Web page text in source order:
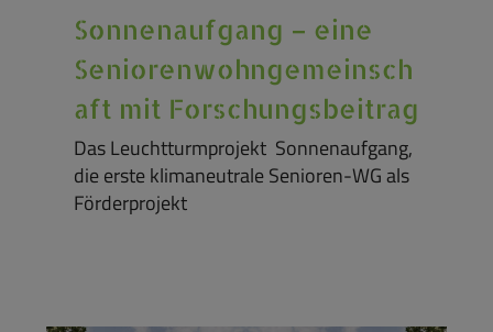
Sonnenaufgang – eine
Seniorenwohngemeinsch
aft mit Forschungsbeitrag
Das Leuchtturmprojekt Sonnenaufgang,
die erste klimaneutrale Senioren-WG als
Förderprojekt